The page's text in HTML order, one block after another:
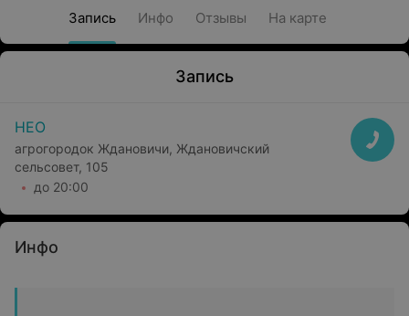
Запись Инфо Отзывы На карте
Запись
НЕО
агрогородок Ждановичи, Ждановичский
сельсовет, 105
до 20:00
Инфо